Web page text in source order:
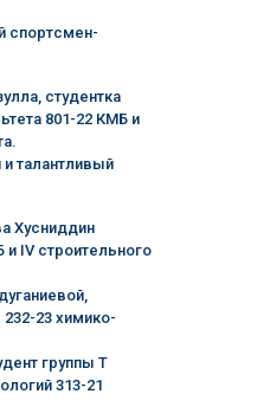
спортсмен-
студентка
801-22 КМБ и
талантливый
Хусниддин
и IV строительного
232-23 химико-
группы Т
313-21